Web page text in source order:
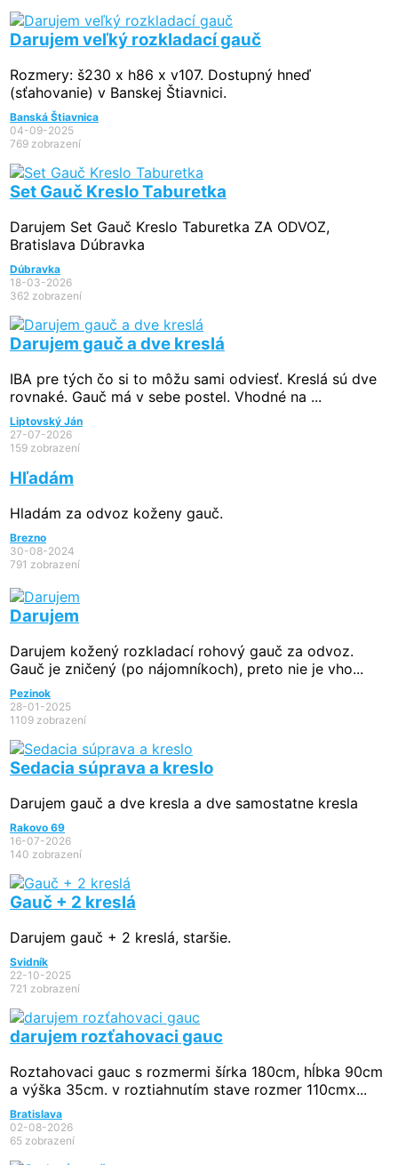
Darujem veľký rozkladací gauč
Rozmery: š230 x h86 x v107. Dostupný hneď
(sťahovanie) v Banskej Štiavnici.
Banská Štiavnica
04-09-2025
769 zobrazení
Set Gauč Kreslo Taburetka
Darujem Set Gauč Kreslo Taburetka ZA ODVOZ,
Bratislava Dúbravka
Dúbravka
18-03-2026
362 zobrazení
Darujem gauč a dve kreslá
IBA pre tých čo si to môžu sami odviesť. Kreslá sú dve
rovnaké. Gauč má v sebe postel. Vhodné na ...
Liptovský Ján
27-07-2026
159 zobrazení
Hľadám
Hladám za odvoz koženy gauč.
Brezno
30-08-2024
791 zobrazení
Darujem
Darujem kožený rozkladací rohový gauč za odvoz.
Gauč je zničený (po nájomníkoch), preto nie je vho...
Pezinok
28-01-2025
1109 zobrazení
Sedacia súprava a kreslo
Darujem gauč a dve kresla a dve samostatne kresla
Rakovo 69
16-07-2026
140 zobrazení
Gauč + 2 kreslá
Darujem gauč + 2 kreslá, staršie.
Svidník
22-10-2025
721 zobrazení
darujem rozťahovaci gauc
Roztahovaci gauc s rozmermi šírka 180cm, hĺbka 90cm
a výška 35cm. v roztiahnutím stave rozmer 110cmx...
Bratislava
02-08-2026
65 zobrazení